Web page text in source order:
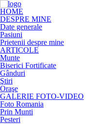
HOME
DESPRE MINE
Date generale
Pasiuni
Prietenii despre mine
ARTICOLE
Munte
Biserici Fortificate
Gânduri
Ştiri
Oraşe
GALERIE FOTO-VIDEO
Foto Romania
Prin Munti
Pesteri